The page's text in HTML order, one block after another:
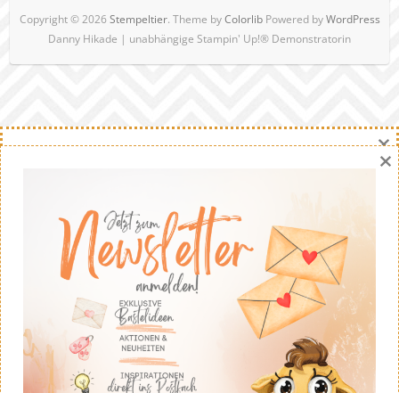
Copyright © 2026Stempeltier. Theme byColorlibPowered byWordPress
Danny Hikade | unabhängige Stampin' Up!® Demonstratorin
×
×